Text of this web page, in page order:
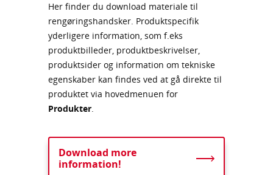
Her finder du download materiale til
rengøringshandsker. Produktspecifik
yderligere information, som f.eks
produktbilleder, produktbeskrivelser,
produktsider og information om tekniske
egenskaber kan findes ved at gå direkte til
produktet via hovedmenuen for
Produkter.
Download more
information!